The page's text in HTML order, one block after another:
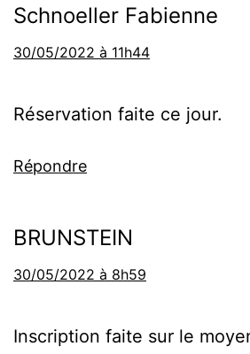
Schnoeller Fabienne
30/05/2022 à 11h44
Réservation faite ce jour.
Répondre
BRUNSTEIN
30/05/2022 à 8h59
Inscription faite sur le